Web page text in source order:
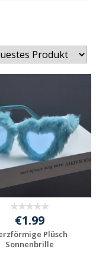
€1.99
Plüsch
Sonnenbrille